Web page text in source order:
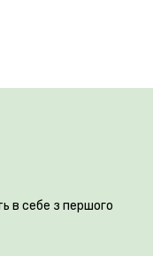
в себе з першого